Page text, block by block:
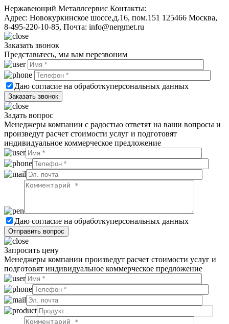
Нержавеющий Металлсервис Контакты:
Адрес: Новокуркинское шоссе,д.16, пом.151 125466 Москва,
8-495-220-10-85, Почта: info@nergmet.ru
Заказать звонок
Представьтесь, мы вам перезвоним
Даю согласие на обработкуперсональных данных
Задать вопрос
Менеджеры компании с радостью ответят на ваши вопросы и
произведут расчет стоимости услуг и подготовят
индивидуальное коммерческое предложение
Даю согласие на обработкуперсональных данных
Запросить цену
Менеджеры компании произведут расчет стоимости услуг и
подготовят индивидуальное коммерческое предложение